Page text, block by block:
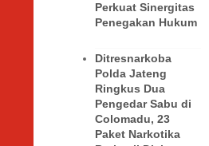
Perkuat Sinergitas
Penegakan Hukum
Ditresnarkoba
Polda Jateng
Ringkus Dua
Pengedar Sabu di
Colomadu, 23
Paket Narkotika